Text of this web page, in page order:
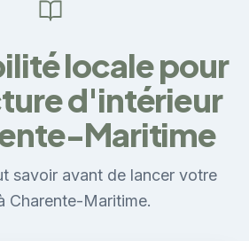
locale pour
d'intérieur
Maritime
savoir avant de lancer votre
Charente-Maritime.